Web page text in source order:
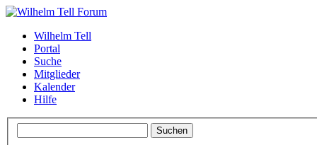
Wilhelm Tell
Portal
Suche
Mitglieder
Kalender
Hilfe